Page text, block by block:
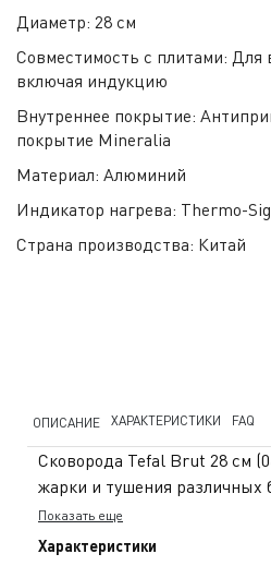
Диаметр: 28 см
Совместимость с плитами: Для
включая индукцию
Внутреннее покрытие:
покрытие Mineralia
Материал: Алюминий
Индикатор нагрева: Thermo-
Страна производства: Китай
ОПИСАНИЕ ХАРАКТЕРИСТИКИ FAQ
Сковорода Tefal Brut 28 см
жарки и тушения различных
приготовления больших
28 см обеспечивает
Показать еще
Характеристики